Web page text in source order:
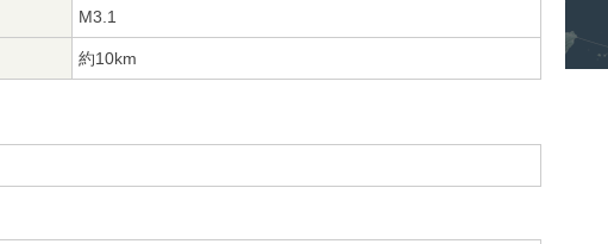
M3.1
約10km